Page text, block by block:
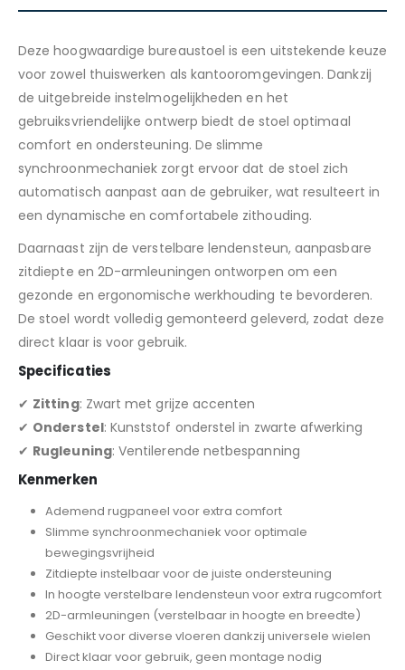
Deze hoogwaardige bureaustoel is een uitstekende keuze
voor zowel thuiswerken als kantooromgevingen. Dankzij
de uitgebreide instelmogelijkheden en het
gebruiksvriendelijke ontwerp biedt de stoel optimaal
comfort en ondersteuning. De slimme
synchroonmechaniek zorgt ervoor dat de stoel zich
automatisch aanpast aan de gebruiker, wat resulteert in
een dynamische en comfortabele zithouding.
Daarnaast zijn de verstelbare lendensteun, aanpasbare
zitdiepte en 2D-armleuningen ontworpen om een
gezonde en ergonomische werkhouding te bevorderen.
De stoel wordt volledig gemonteerd geleverd, zodat deze
direct klaar is voor gebruik.
Specificaties
✔ Zitting: Zwart met grijze accenten
✔ Onderstel: Kunststof onderstel in zwarte afwerking
✔ Rugleuning: Ventilerende netbespanning
Kenmerken
Ademend rugpaneel voor extra comfort
Slimme synchroonmechaniek voor optimale
bewegingsvrijheid
Zitdiepte instelbaar voor de juiste ondersteuning
In hoogte verstelbare lendensteun voor extra rugcomfort
2D-armleuningen (verstelbaar in hoogte en breedte)
Geschikt voor diverse vloeren dankzij universele wielen
Direct klaar voor gebruik, geen montage nodig